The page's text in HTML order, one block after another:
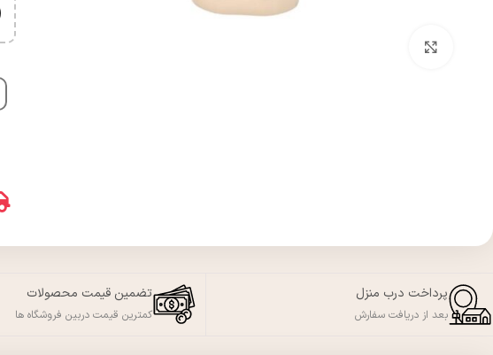
پرداخت درب منزل
بعد از دریافت سفارش
تضمین قیمت محصولات
کمترین قیمت دربین فروشگاه ها